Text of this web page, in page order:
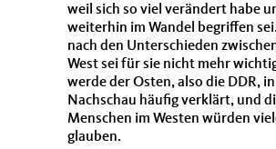
weil sich so viel verändert habe
weiterhin im Wandel begriffen
nach den Unterschieden
West sei für sie nicht mehr
werde der Osten, also die DDR,
Nachschau häufig verklärt, und
Menschen im Westen würden
glauben.